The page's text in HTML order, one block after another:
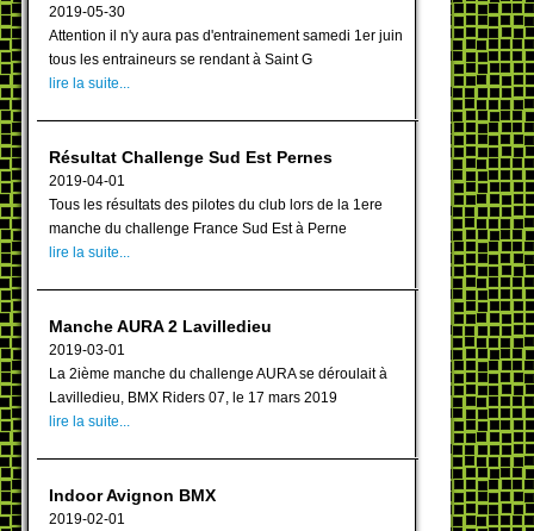
2019-05-30
Attention il n'y aura pas d'entrainement samedi 1er juin
tous les entraineurs se rendant à Saint G
lire la suite...
Résultat Challenge Sud Est Pernes
2019-04-01
Tous les résultats des pilotes du club lors de la 1ere
manche du challenge France Sud Est à Perne
lire la suite...
Manche AURA 2 Lavilledieu
2019-03-01
La 2ième manche du challenge AURA se déroulait à
Lavilledieu, BMX Riders 07, le 17 mars 2019
lire la suite...
Indoor Avignon BMX
2019-02-01